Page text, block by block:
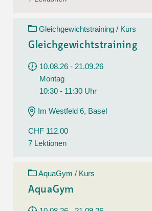
Gleichgewichtstraining / Kurs
Gleichgewichtstraining
10.08.26 - 21.09.26
Montag
10:30 - 11:30 Uhr
Im Westfeld 6, Basel
CHF 112.00
7 Lektionen
AquaGym / Kurs
AquaGym